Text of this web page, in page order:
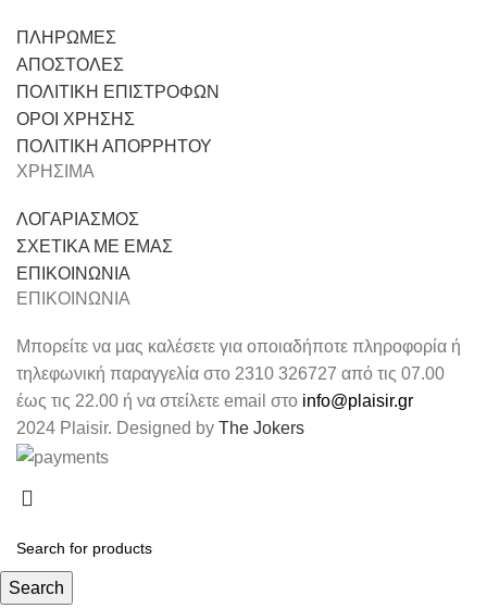
ΠΛΗΡΩΜΕΣ
ΑΠΟΣΤΟΛΕΣ
ΠΟΛΙΤΙΚΗ ΕΠΙΣΤΡΟΦΩΝ
ΟΡΟΙ ΧΡΗΣΗΣ
ΠΟΛΙΤΙΚΗ ΑΠΟΡΡΗΤΟΥ
ΧΡΗΣΙΜΑ
ΛΟΓΑΡΙΑΣΜΟΣ
ΣΧΕΤΙΚΑ ΜΕ ΕΜΑΣ
ΕΠΙΚΟΙΝΩΝΙΑ
ΕΠΙΚΟΙΝΩΝΙΑ
Μπορείτε να μας καλέσετε για οποιαδήποτε πληροφορία ή
τηλεφωνική παραγγελία στο 2310 326727 από τις 07.00
έως τις 22.00 ή να στείλετε email στο info@plaisir.gr
2024 Plaisir. Designed by The Jokers
Search